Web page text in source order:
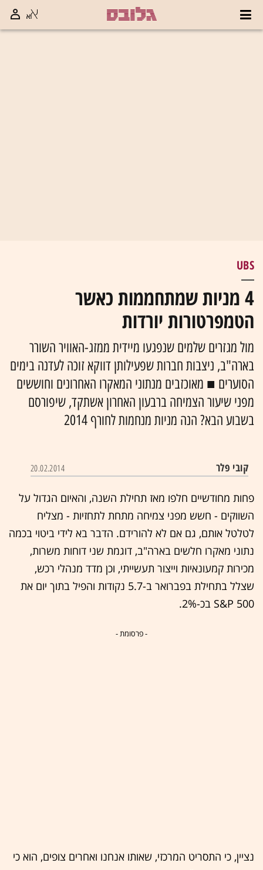
UBS
4 מניות שמתחממות כאשר
הטמפרטורות יורדות
מול מגזרים שלמים שנפגעו מיידית ממזג-האוויר השורר
בארה"ב, ניצבות חברות שפעילותן דווקא זוכה לעדנה בימים
הסוערים ■ מאוכזבים מנתוני המאקרו האחרונים וחוששים
מפני שיעור הצמיחה ברבעון האחרון אשתקד, שיפורסם
בשבוע הבא? הנה מניות מנחמות לחורף 2014
קובי פלר 20.02.2014
פחות מחודשיים חלפו מאז תחילת השנה, והאיום הגדול על
השווקים - חשש מפני צמיחה מתחת לתחזיות - מצליח
לטלטל אותם, גם אם לא להורידם. הדבר בא לידי ביטוי בכמה
נתוני מאקרו חלשים בארה"ב, דוגמת שני דוחות משרות,
מכירות קמעונאיות וייצור תעשייתי, וכן מדד מנהלי רכש,
שצלל בתחילת בפברואר ב-5.7 נקודות והפיל בתוך יום את
500 S&P בכ-2%.
- פרסומת -
נציין, כי התסריט המרכזי, שאותו אנחנו ואחרים צופים, הוא כי